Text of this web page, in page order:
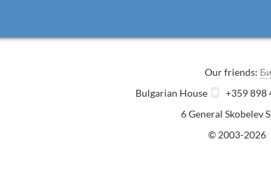
Our friends:
Bulgarian House
+359 898
6 General Skobelev
© 2003-2026